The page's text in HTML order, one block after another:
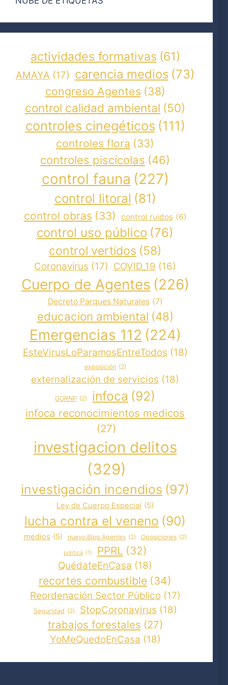
actividades formativas (61)
AMAYA (17) carencia medios (73)
congreso Agentes (38)
control calidad ambiental (50)
controles cinegéticos (111)
controles flora (33)
controles piscícolas (46)
control fauna (227)
control litoral (81)
control obras (33) control ruidos (6)
control uso público (76)
control vertidos (58)
Coronavirus (17) COVID_19 (16)
Cuerpo de Agentes (226)
Decreto Parques Naturales (7)
educacion ambiental (48)
Emergencias 112 (224)
EsteVirusLoParamosEntreTodos (18)
exposición (2)
externalización de servicios (18)
GORNP (2) infoca (92)
infoca reconocimientos medicos
(27)
investigacion delitos
(329)
investigación incendios (97)
Ley de Cuerpo Especial (5)
lucha contra el veneno (90)
medios (5) nuevo Blog Agentes (2) Oposiciones (2)
politica (1) PPRL (32)
QuédateEnCasa (18)
recortes combustible (34)
Reordenación Sector Público (17)
Seguridad (2) StopCoronavirus (18)
trabajos forestales (27)
YoMeQuedoEnCasa (18)